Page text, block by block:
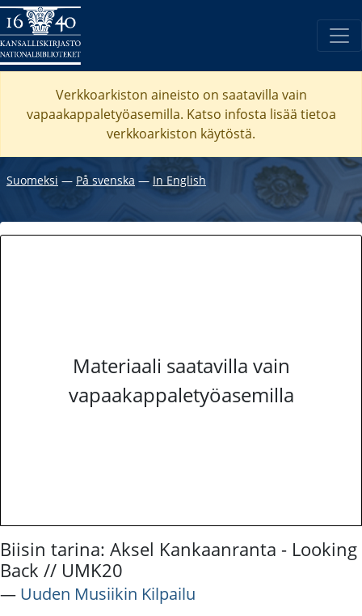
Verkkoarkiston aineisto on saatavilla vain
vapaakappaletyöasemilla. Katso infosta lisää tietoa
verkkoarkiston käytöstä.
Suomeksi ― På svenska ― In English
Materiaali saatavilla vain
vapaakappaletyöasemilla
Biisin tarina: Aksel Kankaanranta - Looking
Back // UMK20
― Uuden Musiikin Kilpailu